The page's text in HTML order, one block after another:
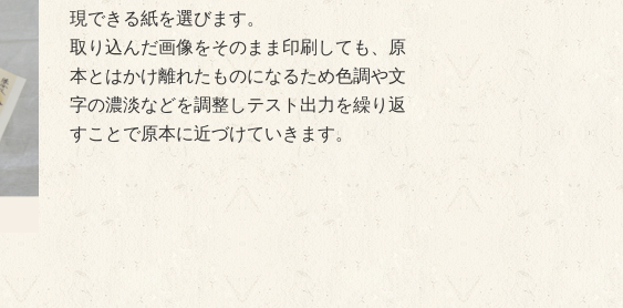
現できる紙を選びます。
取り込んだ画像をそのまま印刷しても、原
本とはかけ離れたものになるため色調や文
字の濃淡などを調整しテスト出力を繰り返
すことで原本に近づけていきます。